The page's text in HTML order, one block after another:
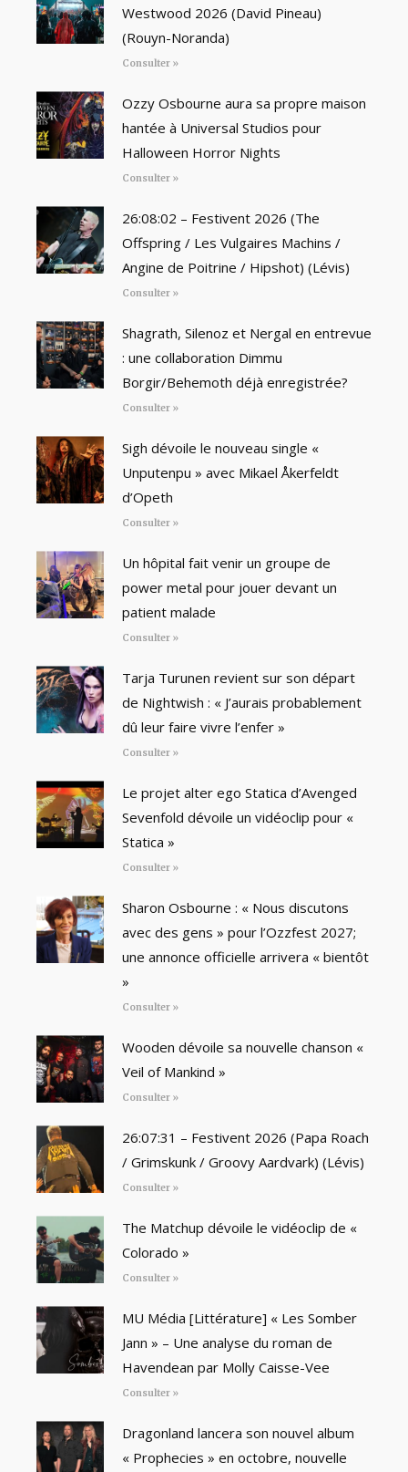
Westwood 2026 (David Pineau)
(Rouyn-Noranda)
Consulter »
Ozzy Osbourne aura sa propre maison
hantée à Universal Studios pour
Halloween Horror Nights
Consulter »
26:08:02 – Festivent 2026 (The
Offspring / Les Vulgaires Machins /
Angine de Poitrine / Hipshot) (Lévis)
Consulter »
Shagrath, Silenoz et Nergal en entrevue
: une collaboration Dimmu
Borgir/Behemoth déjà enregistrée?
Consulter »
Sigh dévoile le nouveau single «
Unputenpu » avec Mikael Åkerfeldt
d’Opeth
Consulter »
Un hôpital fait venir un groupe de
power metal pour jouer devant un
patient malade
Consulter »
Tarja Turunen revient sur son départ
de Nightwish : « J’aurais probablement
dû leur faire vivre l’enfer »
Consulter »
Le projet alter ego Statica d’Avenged
Sevenfold dévoile un vidéoclip pour «
Statica »
Consulter »
Sharon Osbourne : « Nous discutons
avec des gens » pour l’Ozzfest 2027;
une annonce officielle arrivera « bientôt
»
Consulter »
Wooden dévoile sa nouvelle chanson «
Veil of Mankind »
Consulter »
26:07:31 – Festivent 2026 (Papa Roach
/ Grimskunk / Groovy Aardvark) (Lévis)
Consulter »
The Matchup dévoile le vidéoclip de «
Colorado »
Consulter »
MU Média [Littérature] « Les Somber
Jann » – Une analyse du roman de
Havendean par Molly Caisse-Vee
Consulter »
Dragonland lancera son nouvel album
« Prophecies » en octobre, nouvelle